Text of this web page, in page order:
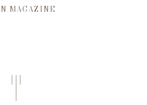
MAGAZINE